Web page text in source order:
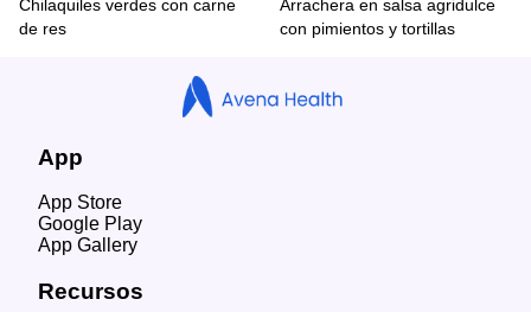
Chilaquiles verdes con carne
de res
Arrachera en salsa agridulce
con pimientos y tortillas
App
App Store
Google Play
App Gallery
Recursos